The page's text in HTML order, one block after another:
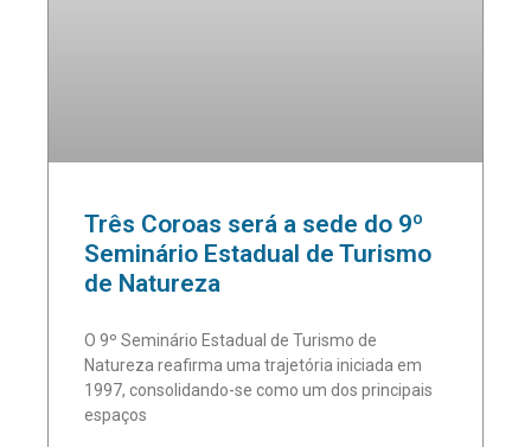
Três Coroas será a sede do 9º
Seminário Estadual de Turismo
de Natureza
O 9º Seminário Estadual de Turismo de
Natureza reafirma uma trajetória iniciada em
1997, consolidando-se como um dos principais
espaços